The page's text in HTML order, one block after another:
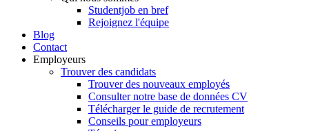
Studentjob en bref
Rejoignez l'équipe
Blog
Contact
Employeurs
Trouver des candidats
Trouver des nouveaux employés
Consulter notre base de données CV
Télécharger le guide de recrutement
Conseils pour employeurs